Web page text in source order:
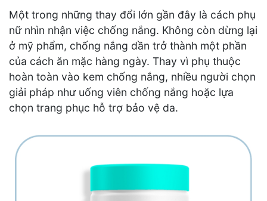
Một trong những thay đổi lớn gần đây là cách phụ
nữ nhìn nhận việc chống nắng. Không còn dừng lại
ở mỹ phẩm, chống nắng dần trở thành một phần
của cách ăn mặc hàng ngày. Thay vì phụ thuộc
hoàn toàn vào kem chống nắng, nhiều người chọn
giải pháp như uống viên chống nắng hoặc lựa
chọn trang phục hỗ trợ bảo vệ da.